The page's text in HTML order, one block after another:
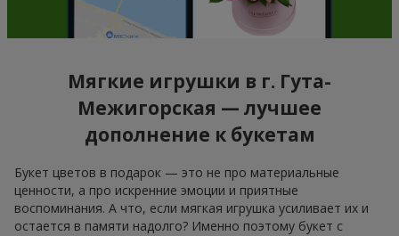
Мягкие игрушки в г. Гута-
Межигорская — лучшее
дополнение к букетам
Букет цветов в подарок — это не про материальные
ценности, а про искренние эмоции и приятные
воспоминания. А что, если мягкая игрушка усиливает их и
остается в памяти надолго? Именно поэтому букет с